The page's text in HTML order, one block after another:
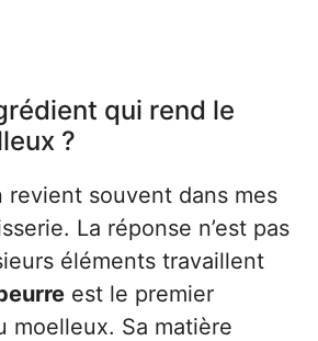
qui rend le
?
revient souvent dans mes
La réponse n’est pas
éléments travaillent
est le premier
moelleux. Sa matière